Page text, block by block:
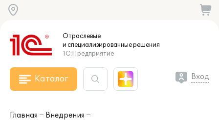
Отраслевые
и специализированныерешения
1С:Предприятие
Каталог Вход
Главная
Внедрения